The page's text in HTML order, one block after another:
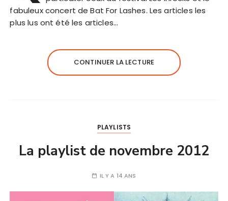
fabuleux concert de Bat For Lashes. Les articles les
plus lus ont été les articles…
CONTINUER LA LECTURE
PLAYLISTS
La playlist de novembre 2012
IL Y A 14 ANS